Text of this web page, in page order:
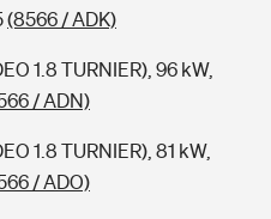
(8566 / ADK)
1.8 TURNIER), 96 kW,
/ ADN)
1.8 TURNIER), 81 kW,
/ ADO)